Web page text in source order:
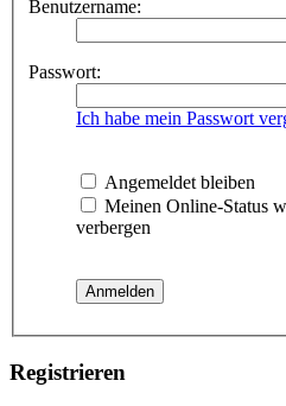
Benutzername:
Passwort:
Ich habe mein Passwort
Angemeldet bleiben
Meinen Online-Status
verbergen
Registrieren